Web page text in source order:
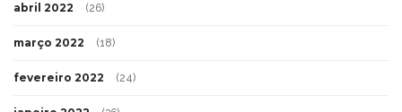
abril 2022 (26)
março 2022 (18)
fevereiro 2022 (24)